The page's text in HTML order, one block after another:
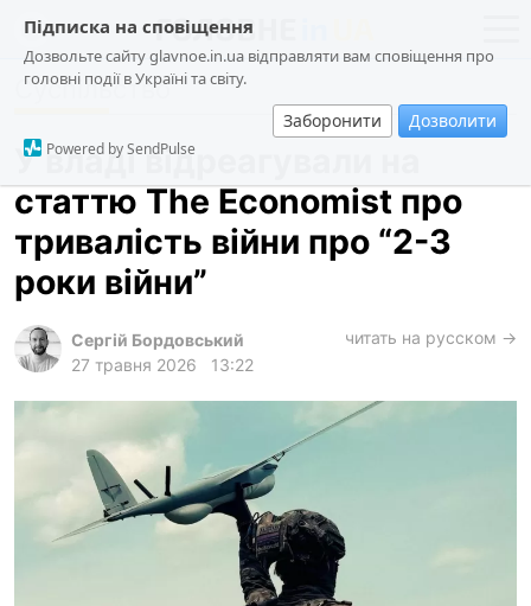
Підписка на сповіщення
Дозвольте сайту glavnoe.in.ua відправляти вам сповіщення про
головні події в Україні та світу.
Заборонити Дозволити
Powered by SendPulse
новини
про проєкт
суспільство
події
кримінал
харків
архів
gambling
Суспільство
У владі відреагували на
статтю The Economist про
тривалість війни про “2-3
роки війни”
Сергій Бордовський
27 травня 2026
13:22
читать на русском →